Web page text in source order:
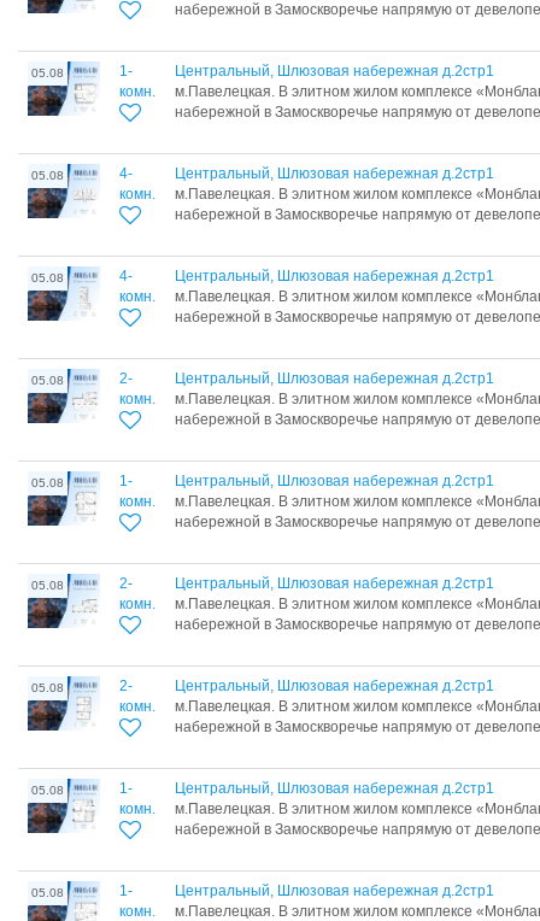
набережной в Замоскворечье напрямую от
05.08
1-
комн.
Центральный, Шлюзовая набережная д.2стр1
м.Павелецкая. В элитном жилом комплексе
набережной в Замоскворечье напрямую от
05.08
4-
комн.
Центральный, Шлюзовая набережная д.2стр1
м.Павелецкая. В элитном жилом комплексе
набережной в Замоскворечье напрямую от
05.08
4-
комн.
Центральный, Шлюзовая набережная д.2стр1
м.Павелецкая. В элитном жилом комплексе
набережной в Замоскворечье напрямую от
05.08
2-
комн.
Центральный, Шлюзовая набережная д.2стр1
м.Павелецкая. В элитном жилом комплексе
набережной в Замоскворечье напрямую от
05.08
1-
комн.
Центральный, Шлюзовая набережная д.2стр1
м.Павелецкая. В элитном жилом комплексе
набережной в Замоскворечье напрямую от
05.08
2-
комн.
Центральный, Шлюзовая набережная д.2стр1
м.Павелецкая. В элитном жилом комплексе
набережной в Замоскворечье напрямую от
05.08
2-
комн.
Центральный, Шлюзовая набережная д.2стр1
м.Павелецкая. В элитном жилом комплексе
набережной в Замоскворечье напрямую от
05.08
1-
комн.
Центральный, Шлюзовая набережная д.2стр1
м.Павелецкая. В элитном жилом комплексе
набережной в Замоскворечье напрямую от
05.08
1-
комн.
Центральный, Шлюзовая набережная д.2стр1
м.Павелецкая. В элитном жилом комплексе